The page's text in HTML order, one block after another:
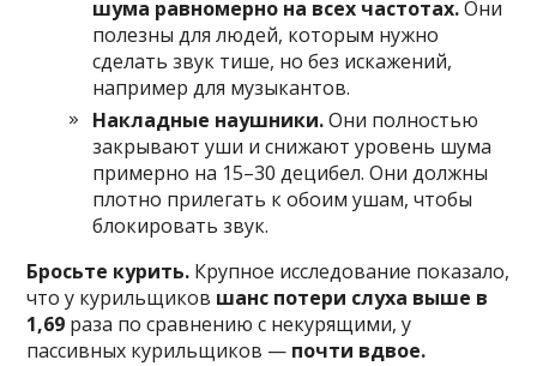
шума равномерно на всех частотах.Они
полезны для людей, которым нужно
сделать звук тише, но без искажений,
например для музыкантов.
Накладные наушники.Они полностью
закрывают уши и снижают уровень шума
примерно на 15–30 децибел. Они должны
плотно прилегать к обоим ушам, чтобы
блокировать звук.
Бросьте курить. Крупное исследование показало,
что у курильщиков шанс потери слуха выше в
1,69 раза по сравнению с некурящими, у
пассивных курильщиков — почти вдвое.